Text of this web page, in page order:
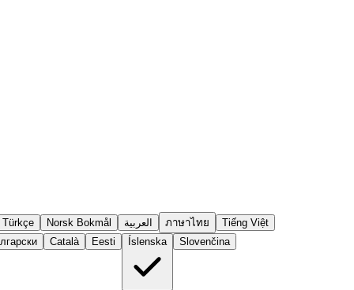
Türkçe Norsk Bokmål العربية ภาษาไทย
Tiếng Việt
Català Eesti Íslenska Slovenčina